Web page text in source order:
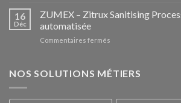
des
–
Le
de
16
Déc
ZUMEX – Zitrux Sanitising
automatisée
Commentaires fermés
Zitrux
–
NOS SOLUTIONS MÉTIERS